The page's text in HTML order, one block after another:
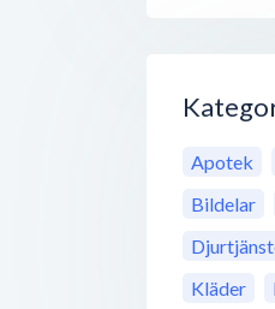
Apotek
Bildelar
Kläder